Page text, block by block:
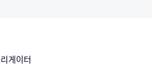
게이터